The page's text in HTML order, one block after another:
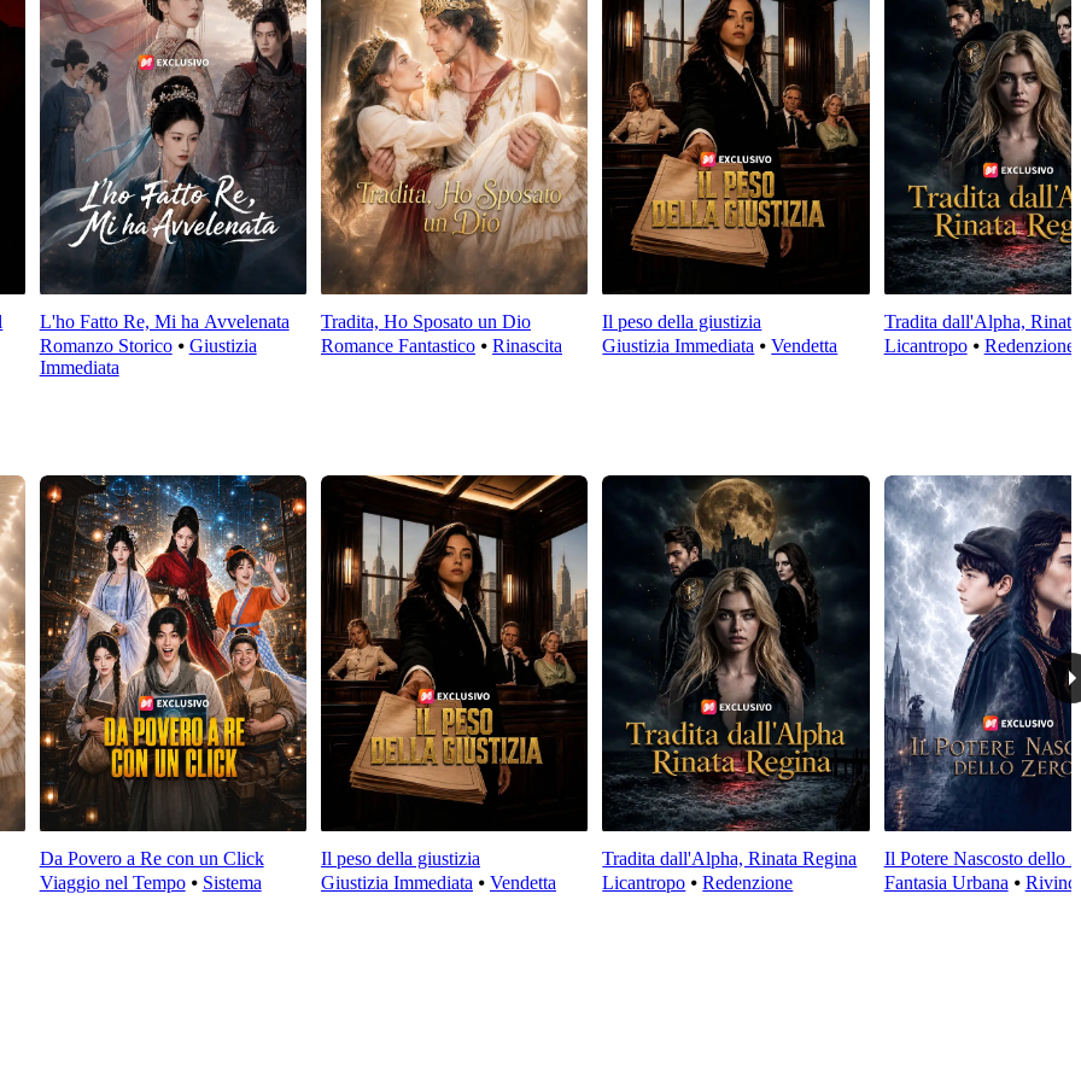
L'ho Fatto Re, Mi ha Avvelenata
Romanzo Storico⦁ Giustizia
Immediata
Tradita, Ho Sposato un Dio
Romance Fantastico⦁ Rinascita
Il peso della giustizia
Giustizia Immediata ⦁Vendetta
Tradita dall'Alpha,
Licantropo⦁ Redenzione
Da Povero a Re con un Click
Viaggio nel Tempo⦁ Sistema
Il peso della giustizia
Giustizia Immediata ⦁ Vendetta
Tradita dall'Alpha, Rinata Regina
Licantropo ⦁Redenzione
Il Potere Nascosto dello
Fantasia Urbana ⦁